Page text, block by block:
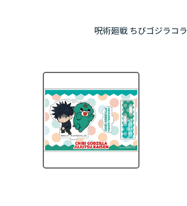
呪術廻戦 ちびゴジラコ